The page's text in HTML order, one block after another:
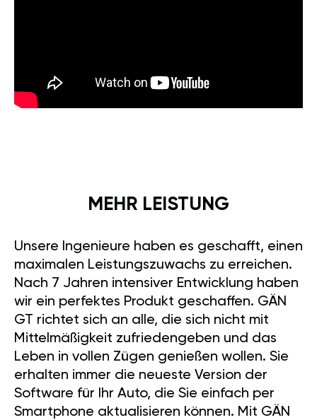
MEHR LEISTUNG
Unsere Ingenieure haben es geschafft, einen
maximalen Leistungszuwachs zu erreichen.
Nach 7 Jahren intensiver Entwicklung haben
wir ein perfektes Produkt geschaffen. GÄN
GT richtet sich an alle, die sich nicht mit
Mittelmäßigkeit zufriedengeben und das
Leben in vollen Zügen genießen wollen. Sie
erhalten immer die neueste Version der
Software für Ihr Auto, die Sie einfach per
Smartphone aktualisieren können. Mit GÄN